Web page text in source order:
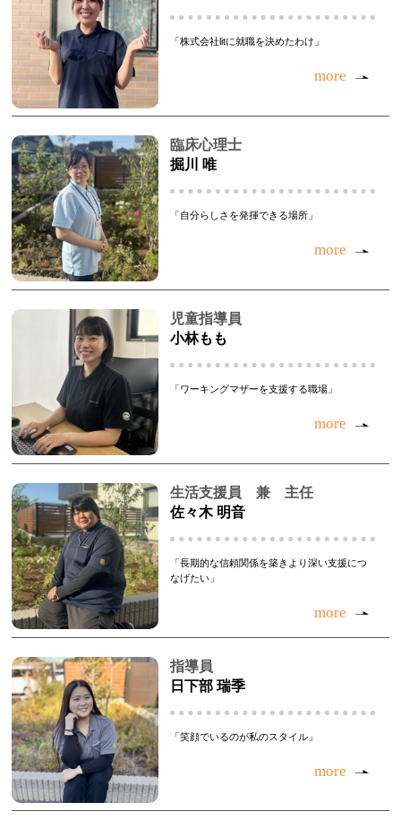
「株式会社litに就職を決めたわけ」
more
臨床心理士
掘川 唯
「自分らしさを発揮できる場所」
more
児童指導員
小林もも
「ワーキングマザーを支援する職場」
more
生活支援員 兼 主任
佐々木 明音
「長期的な信頼関係を築きより深い支援につ
なげたい」
more
指導員
日下部 瑞季
「笑顔でいるのが私のスタイル」
more